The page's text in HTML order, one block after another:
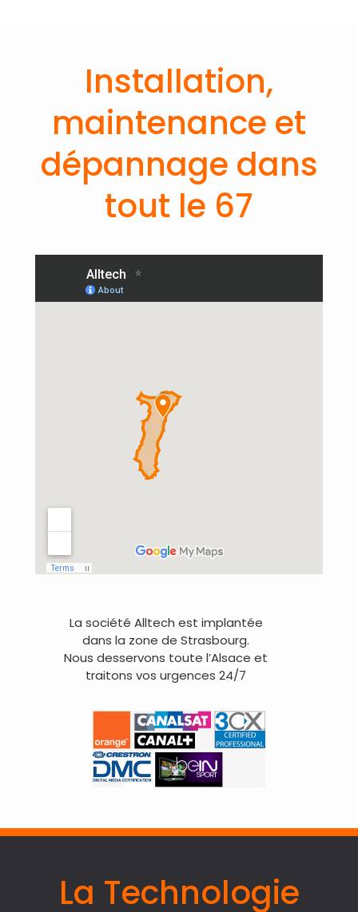
Installation,
maintenance et
dépannage dans
tout le 67
La société Alltech est implantée
dans la zone de Strasbourg.
Nous desservons toute l’Alsace et
traitons vos urgences 24/7
La Technologie